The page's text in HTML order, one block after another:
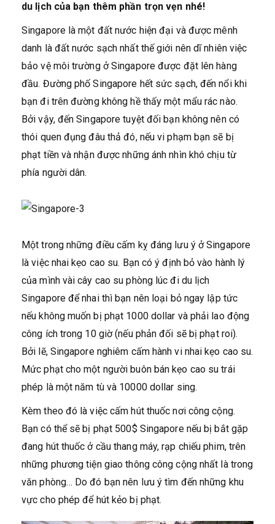
du lịch của bạn thêm phần trọn vẹn nhé!
Singapore là một đất nước hiện đại và được mênh
danh là đất nước sạch nhất thế giới nên dĩ nhiên việc
bảo vệ môi trường ở Singapore được đặt lên hàng
đầu. Đường phố Singapore hết sức sạch, đến nổi khi
bạn đi trên đường không hề thấy một mẩu rác nào.
Bởi vậy, đến Singapore tuyệt đối bạn không nên có
thói quen đụng đâu thả đó, nếu vi phạm bạn sẽ bị
phạt tiền và nhận được những ánh nhìn khó chịu từ
phía người dân.
Một trong những điều cấm kỵ đáng lưu ý ở Singapore
là việc nhai kẹo cao su. Bạn có ý định bỏ vào hành lý
của mình vài cây cao su phòng lúc đi du lịch
Singapore để nhai thì bạn nên loại bỏ ngay lập tức
nếu không muốn bị phạt 1000 dollar và phải lao động
công ích trong 10 giờ (nếu phản đối sẽ bị phạt roi).
Bởi lẽ, Singapore nghiêm cấm hành vi nhai kẹo cao su.
Mức phạt cho một người buôn bán kẹo cao su trái
phép là một năm tù và 10000 dollar sing.
Kèm theo đó là việc cấm hút thuốc nơi công cộng.
Bạn có thể sẽ bị phạt 500$ Singapore nếu bị bắt gặp
đang hút thuốc ở cầu thang máy, rạp chiếu phim, trên
những phương tiện giao thông công cộng nhất là trong
văn phòng… Do đó bạn nên lưu ý tìm đến những khu
vực cho phép để hút kẻo bị phạt.